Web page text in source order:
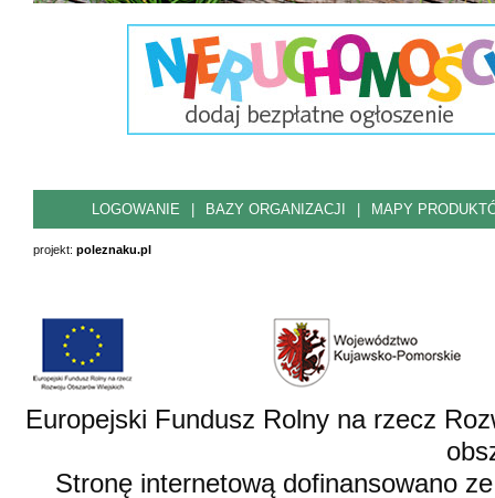
LOGOWANIE BAZY ORGANIZACJI MAPY
projekt: poleznaku.pl
Europejski Fundusz Rolny na rzecz
Stronę internetową dofinansowano